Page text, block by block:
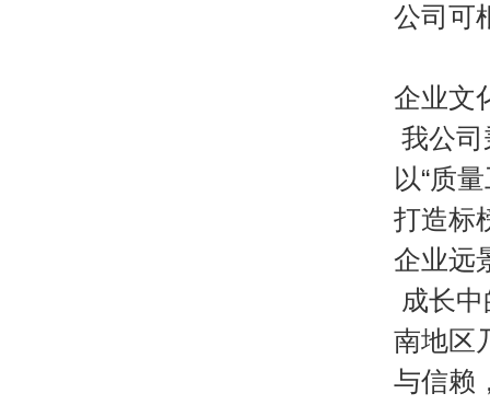
公司可
企业文
我公司
以“质
打造标
企业远
成长
南地区
与信赖